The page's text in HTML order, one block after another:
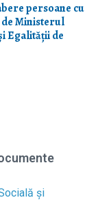
persoane cu
Ministerul
Egalității de
și